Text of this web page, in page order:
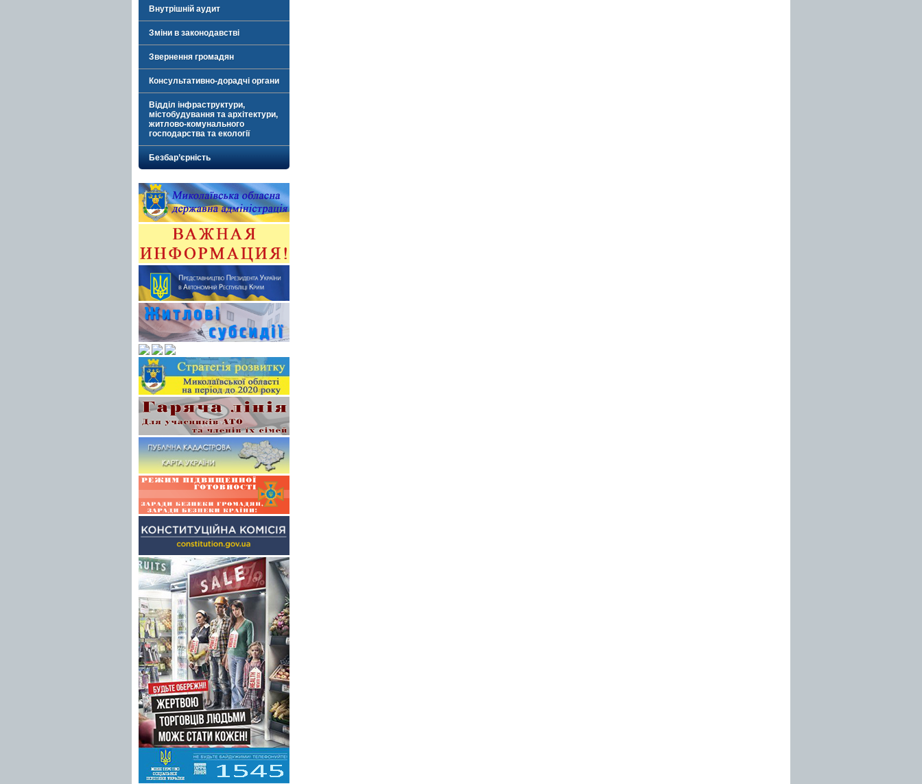
Внутрішній аудит
Зміни в законодавстві
Звернення громадян
Консультативно-дорадчі органи
Відділ інфраструктури,
містобудування та архітектури,
житлово-комунального
господарства та екології
Безбар’єрність